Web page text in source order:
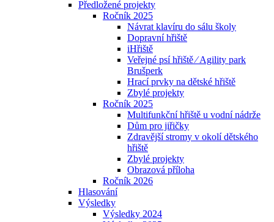
Předložené projekty
Ročník 2025
Návrat klavíru do sálu školy
Dopravní hřiště
iHřiště
Veřejné psí hřiště ⁄ Agility park
Brušperk
Hrací prvky na dětské hřiště
Zbylé projekty
Ročník 2025
Multifunkční hřiště u vodní nádrže
Dům pro jiřičky
Zdravější stromy v okolí dětského
hřiště
Zbylé projekty
Obrazová příloha
Ročník 2026
Hlasování
Výsledky
Výsledky 2024